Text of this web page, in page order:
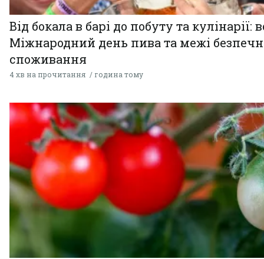
Від бокала в барі до побуту та кулінарії:
Міжнародний день пива та межі
споживання
4 хв на прочитання година тому